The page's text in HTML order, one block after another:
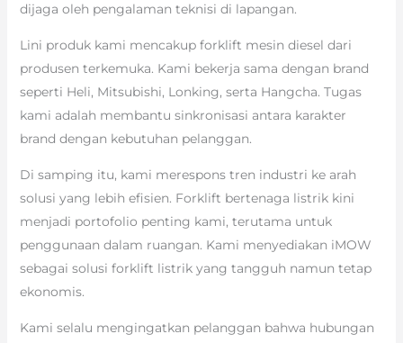
dijaga oleh pengalaman teknisi di lapangan.
Lini produk kami mencakup forklift mesin diesel dari
produsen terkemuka. Kami bekerja sama dengan brand
seperti Heli, Mitsubishi, Lonking, serta Hangcha. Tugas
kami adalah membantu sinkronisasi antara karakter
brand dengan kebutuhan pelanggan.
Di samping itu, kami merespons tren industri ke arah
solusi yang lebih efisien. Forklift bertenaga listrik kini
menjadi portofolio penting kami, terutama untuk
penggunaan dalam ruangan. Kami menyediakan iMOW
sebagai solusi forklift listrik yang tangguh namun tetap
ekonomis.
Kami selalu mengingatkan pelanggan bahwa hubungan